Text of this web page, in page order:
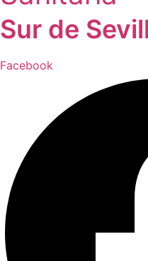
Sur de
Facebook